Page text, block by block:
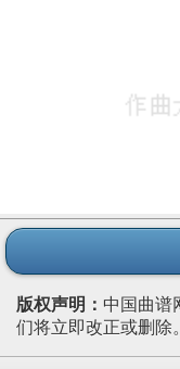
版权声明： 中国曲谱
们将立即改正或删除。